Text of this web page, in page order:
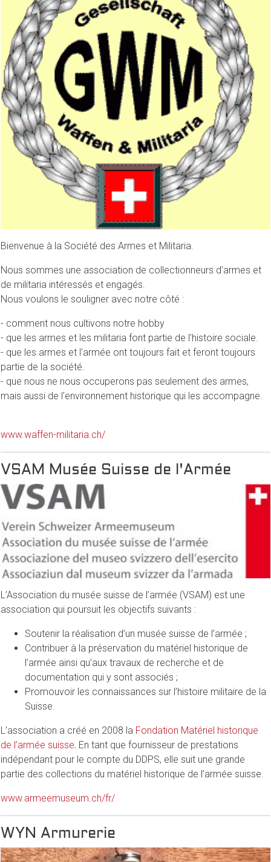
Bienvenue à la Société des Armes et Militaria.
Nous sommes une association de collectionneurs d'armes et
de militaria intéressés et engagés.
Nous voulons le souligner avec notre côté :
- comment nous cultivons notre hobby
- que les armes et les militaria font partie de l'histoire sociale.
- que les armes et l'armée ont toujours fait et feront toujours
partie de la société.
- que nous ne nous occuperons pas seulement des armes,
mais aussi de l'environnement historique qui les accompagne.
www.waffen-militaria.ch/
VSAM Musée Suisse de l'Armée
L’Association du musée suisse de l’armée (VSAM) est une
association qui poursuit les objectifs suivants :
Soutenir la réalisation d’un musée suisse de l’armée ;
Contribuer à la préservation du matériel historique de
l’armée ainsi qu’aux travaux de recherche et de
documentation qui y sont associés ;
Promouvoir les connaissances sur l’histoire militaire de la
Suisse.
L’association a créé en 2008 la Fondation Matériel historique
de l’armée suisse. En tant que fournisseur de prestations
indépendant pour le compte du DDPS, elle suit une grande
partie des collections du matériel historique de l’armée suisse.
www.armeemuseum.ch/fr/
WYN Armurerie